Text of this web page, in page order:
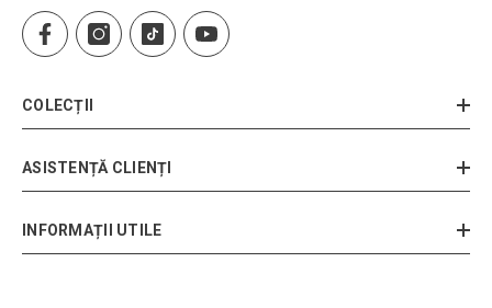
COLECȚII
ASISTENȚĂ CLIENȚI
INFORMAȚII UTILE